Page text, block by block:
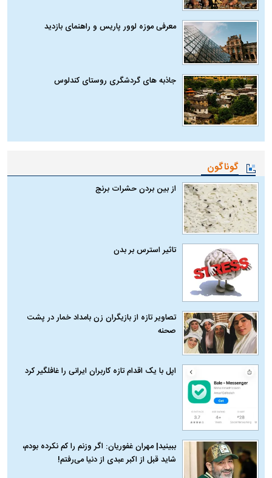
معرفی موزه لوور پاریس و راهنمای بازدید
جاذبه های گردشگری روستای کندلوس
گوناگون
از بین بردن حشرات برنج
تاثیر استرس بر بدن
تصاویر تازه از بازیگران زن بامداد خمار در پشت
صحنه
اپل با یک اقدام تازه کاربران ایرانی را غافلگیر کرد
ببینید| مهران غفوریان: اگر وزنم را کم نکرده بودم،
شاید قبل از اکبر عبدی از دنیا می‌رفتم!